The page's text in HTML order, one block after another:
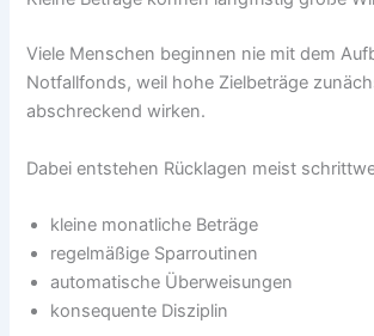
Viele Menschen beginnen nie mit dem
Notfallfonds, weil hohe Zielbeträge
abschreckend wirken.
Dabei entstehen Rücklagen meist
kleine monatliche Beträge
regelmäßige Sparroutinen
automatische Überweisungen
konsequente Disziplin